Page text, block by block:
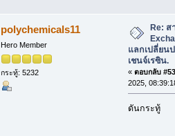
polychemicals11
Hero Member
กระทู้: 5232
Re: ส
แลกเปลี่ยน
เชนจ์เรซิน.
« ตอบกลับ
2025,
ดันกระทู้